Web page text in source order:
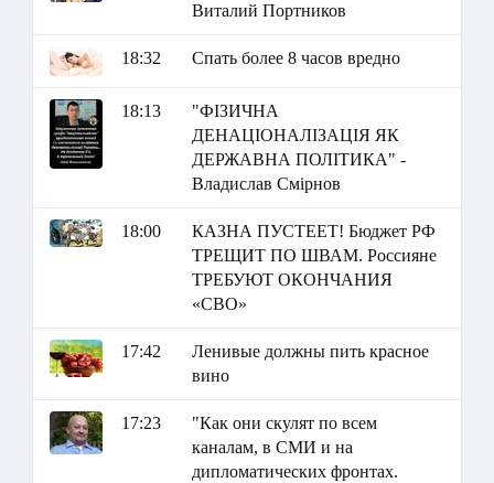
Виталий Портников
18:32 Спать более 8 часов вредно
18:13
"ФІЗИЧНА
ДЕНАЦІОНАЛІЗАЦІЯ ЯК
ДЕРЖАВНА ПОЛІТИКА" -
Владислав Смірнов
18:00
КАЗНА ПУСТЕЕТ! Бюджет РФ
ТРЕЩИТ ПО ШВАМ. Россияне
ТРЕБУЮТ ОКОНЧАНИЯ
«СВО»
17:42
Ленивые должны пить красное
вино
17:23
"Как они скулят по всем
каналам, в СМИ и на
дипломатических фронтах.